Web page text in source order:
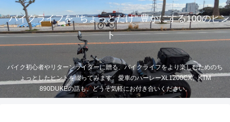
バイクライフを "ちょっとだけ" 豊かにする100のヒン
ト
バイク初心者やリターンライダーに贈る、バイクライフをより楽しむためのち
ょっとしたヒントを綴ってみます。愛車のハーレーXL1200CX、KTM
890DUKEの話も。どうぞ気軽にお付き合いください。